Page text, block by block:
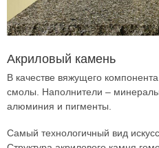
Акриловый камень
В качестве вяжущего
смолы. Наполнители –
алюминия и пигменты.
Самый технологичный вид